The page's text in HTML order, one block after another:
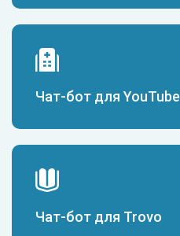
Чат-бот для YouTube
Чат-бот для Trovo